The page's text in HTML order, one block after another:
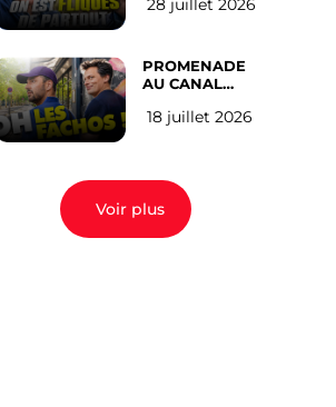
SUR LES
l’avis des
Français
28 juillet 2026
PROMENADE
AU CANAL
(les gauchistes
18 juillet 2026
Voir plus